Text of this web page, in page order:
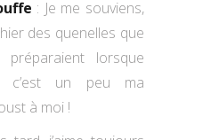
: Je me souviens,
des quenelles que
préparaient lorsque
c’est un peu ma
à moi !